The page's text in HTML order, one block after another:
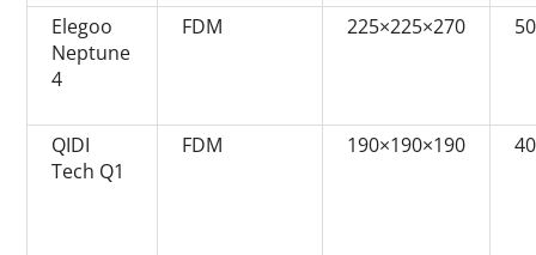
Elegoo
Neptune
4
FDM 225×225×270
QIDI
Tech Q1
FDM 190×190×190